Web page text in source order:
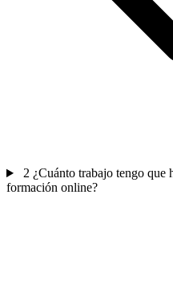
2 ¿Cuánto trabajo tengo que
formación online?